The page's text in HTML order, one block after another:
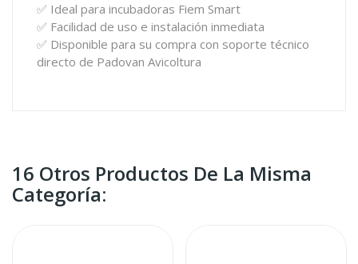
✅ Ideal para incubadoras Fiem Smart
✅ Facilidad de uso e instalación inmediata
✅ Disponible para su compra con soporte técnico
directo de Padovan Avicoltura
16 Otros Productos De La Misma
Categoría: